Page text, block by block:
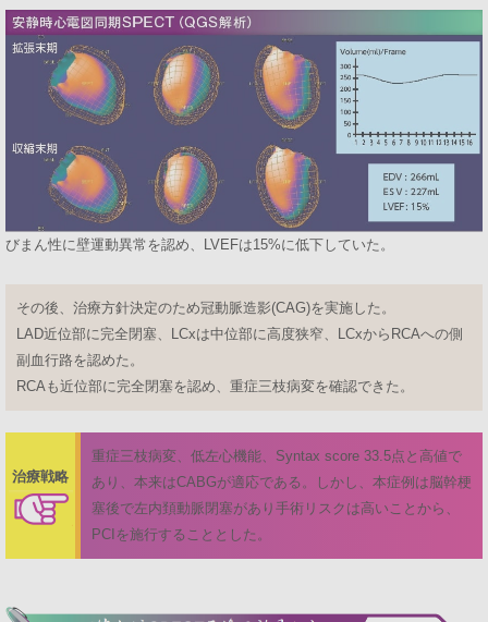
びまん性に壁運動異常を認め、LVEFは15%に低下していた。
その後、治療方針決定のため冠動脈造影(CAG)を実施した。
LAD近位部に完全閉塞、LCxは中位部に高度狭窄、LCxからRCAへの側
副血行路を認めた。
RCAも近位部に完全閉塞を認め、重症三枝病変を確認できた。
治療戦略
重症三枝病変、低左心機能、Syntax score 33.5点と高値で
あり、本来はCABGが適応である。しかし、本症例は脳幹梗
塞後で左内頚動脈閉塞があり手術リスクは高いことから、
PCIを施行することとした。